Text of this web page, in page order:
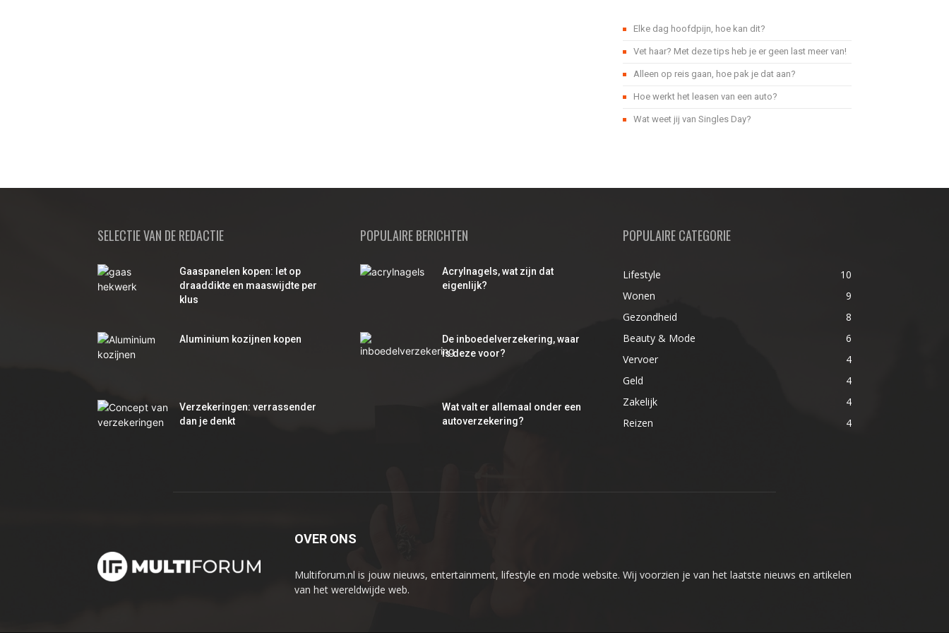
Elke dag hoofdpijn, hoe kan dit?
Vet haar? Met deze tips heb je er geen last meer van!
Alleen op reis gaan, hoe pak je dat aan?
Hoe werkt het leasen van een auto?
Wat weet jij van Singles Day?
SELECTIE VAN DE REDACTIE
Gaaspanelen kopen: let op
draaddikte en maaswijdte per
klus
Aluminium kozijnen kopen
Verzekeringen: verrassender
dan je denkt
POPULAIRE BERICHTEN
Acrylnagels, wat zijn dat
eigenlijk?
De inboedelverzekering, waar
is deze voor?
Wat valt er allemaal onder een
autoverzekering?
POPULAIRE CATEGORIE
Lifestyle
10
Wonen
9
Gezondheid
8
Beauty & Mode
6
Vervoer
4
Geld
4
Zakelijk
4
Reizen
4
OVER ONS
Multiforum.nl is jouw nieuws, entertainment, lifestyle en mode website. Wij voorzien je van het laatste nieuws en artikelen
van het wereldwijde web.